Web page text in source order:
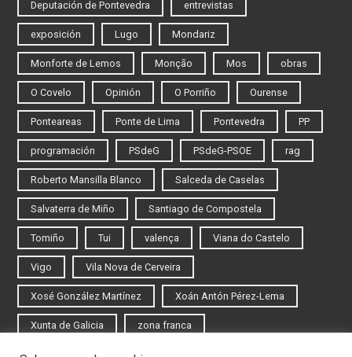
Deputación de Pontevedra entrevistas
exposición Lugo Mondariz
Monforte de Lemos Monção Mos obras
O Covelo Opinión O Porriño Ourense
Ponteareas Ponte de Lima Pontevedra PP
programación PSdeG PSdeG-PSOE rag
Roberto Mansilla Blanco Salceda de Caselas
Salvaterra de Miño Santiago de Compostela
Tomiño Tui valença Viana do Castelo
Vigo Vila Nova de Cerveira
Xosé González Martínez Xoán Antón Pérez-Lema
Xunta de Galicia zona franca